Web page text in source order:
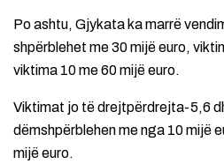
Po ashtu, Gjykata ka marrë
shpërblehet me 30 mijë euro,
viktima 10 me 60 mijë euro.
Viktimat jo të drejtpërdrejta-5,6
dëmshpërblehen me nga 10 mijë
mijë euro.